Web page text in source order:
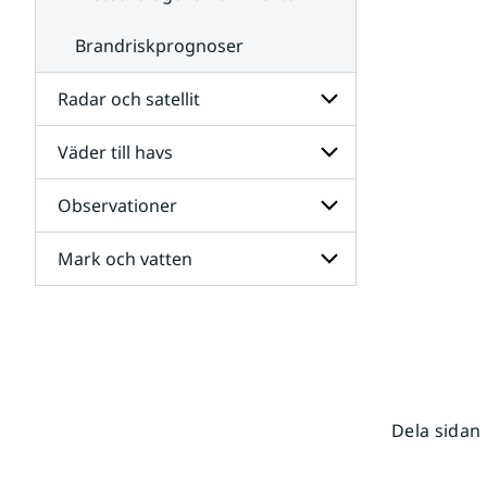
Brandriskprognoser
Radar och satellit
Undersidor
för
Radar
och
satellit
Väder till havs
Undersidor
för
Väder
till
havs
Observationer
Undersidor
för
Mark och vatten
Dela sidan